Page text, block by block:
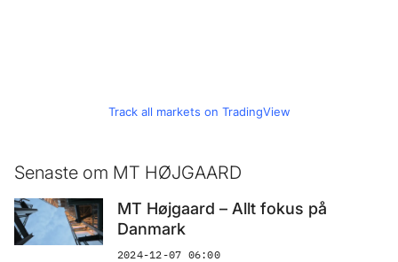
Track all markets on TradingView
Senaste om MT HØJGAARD
MT Højgaard – Allt fokus på
Danmark
2024-12-07 06:00